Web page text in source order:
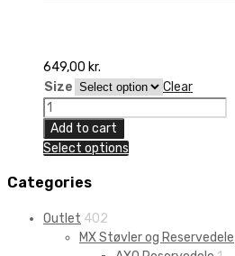
649,00 kr.
Size
Clear
100%
Celium
Solid
quantity
Add to cart
Select options
Categories
Outlet 402
MX Støvler og Reservedele